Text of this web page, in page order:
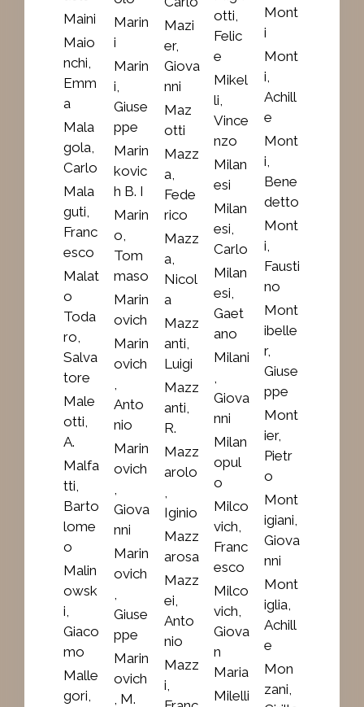
Maini
Maio
nchi,
Emm
a
Mala
gola,
Carlo
Mala
guti,
Franc
esco
Malat
o
Toda
ro,
Salva
tore
Male
otti,
A.
Malfa
tti,
Barto
lome
o
Malin
owsk
i,
Giaco
mo
Malle
gori,
Marin
i
Marin
i,
Giuse
ppe
Marin
kovic
h B. I
Marin
o,
Tom
maso
Marin
ovich
Marin
ovich
Anto
nio
Marin
ovich
Giova
nni
Marin
ovich
Giuse
ppe
Marin
ovich
, M.
Mazi
er,
Giova
nni
Maz
otti
Mazz
a,
Fede
rico
Mazz
a,
Nicol
a
Mazz
anti,
Luigi
Mazz
anti,
R.
Mazz
arolo
Iginio
Mazz
arosa
Mazz
ei,
Anto
nio
Mazz
i,
otti,
Felic
e
Mikel
li,
Vince
nzo
Milan
esi
Milan
esi,
Carlo
Milan
esi,
Gaet
ano
Milani
Giova
nni
Milan
opul
o
Milco
vich,
Franc
esco
Milco
vich,
Giova
n
Maria
Milelli
Mont
i
Mont
i,
Achill
e
Mont
i,
Bene
detto
Mont
i,
Fausti
no
Mont
ibelle
r,
Giuse
ppe
Mont
ier,
Pietr
o
Mont
igiani,
Giova
nni
Mont
iglia,
Achill
e
Mon
zani,